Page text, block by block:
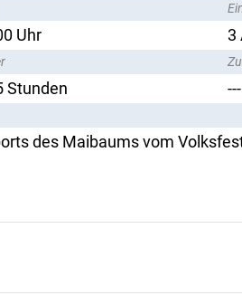
Uhr 3
Stunden ---
des Maibaums vom